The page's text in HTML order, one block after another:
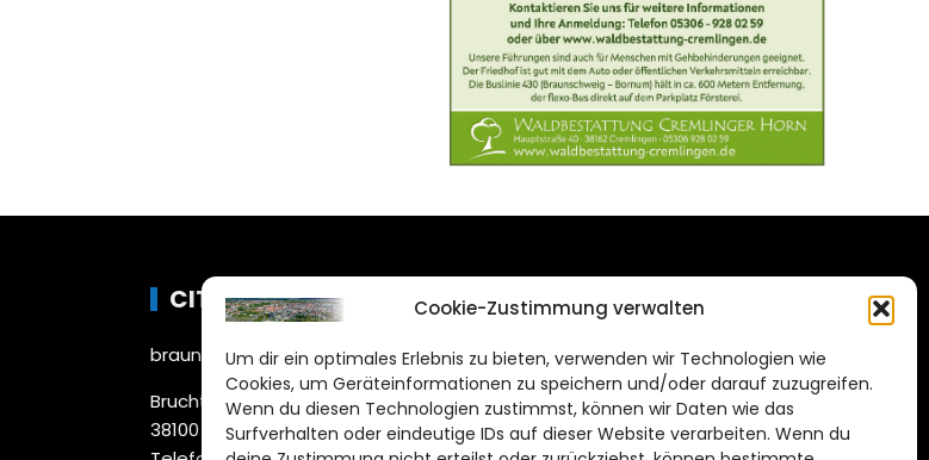
Cookie-Zustimmung verwalten
Um dir ein optimales Erlebnis zu bieten, verwenden wir Technologien wie
Cookies, um Geräteinformationen zu speichern und/oder darauf zuzugreifen.
Wenn du diesen Technologien zustimmst, können wir Daten wie das
Surfverhalten oder eindeutige IDs auf dieser Website verarbeiten. Wenn du
CITYLIFE!
braunschweig@citylifemedien.de
Bruchtorwall 12
38100 Braunschweig
DAS STADTMAGAZIN
FÜR BRAUNSCHWEIG
Impressum
Datenschutzerklärung
Cookie Richtlinie